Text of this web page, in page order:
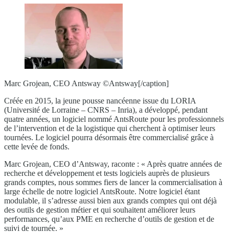
Marc Grojean, CEO Antsway ©Antsway[/caption]
Créée en 2015, la jeune pousse nancéenne issue du LORIA
(Université de Lorraine – CNRS – Inria), a développé, pendant
quatre années, un logiciel nommé AntsRoute pour les professionnels
de l’intervention et de la logistique qui cherchent à optimiser leurs
tournées. Le logiciel pourra désormais être commercialisé grâce à
cette levée de fonds.
Marc Grojean, CEO d’Antsway, raconte : « Après quatre années de
recherche et développement et tests logiciels auprès de plusieurs
grands comptes, nous sommes fiers de lancer la commercialisation à
large échelle de notre logiciel AntsRoute. Notre logiciel étant
modulable, il s’adresse aussi bien aux grands comptes qui ont déjà
des outils de gestion métier et qui souhaitent améliorer leurs
performances, qu’aux PME en recherche d’outils de gestion et de
suivi de tournée. »